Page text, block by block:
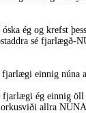
óska ég og krefst
sé fjarlægð-
fjarlægi einnig núna
fjarlægi ég einnig öll
allra